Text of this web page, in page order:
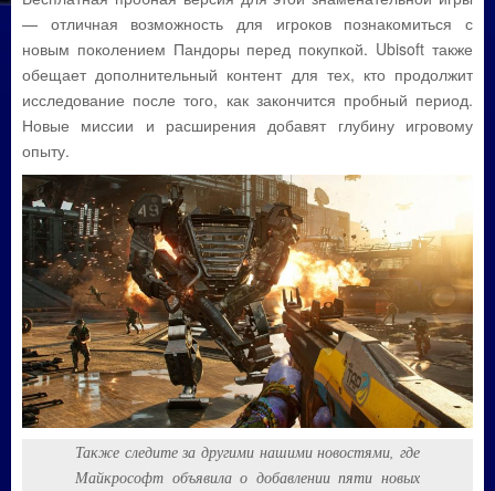
— отличная возможность для игроков познакомиться с
новым поколением Пандоры перед покупкой. Ubisoft также
обещает дополнительный контент для тех, кто продолжит
исследование после того, как закончится пробный период.
Новые миссии и расширения добавят глубину игровому
опыту.
Также следите за другими нашими новостями, где
Майкрософт объявила о добавлении пяти новых